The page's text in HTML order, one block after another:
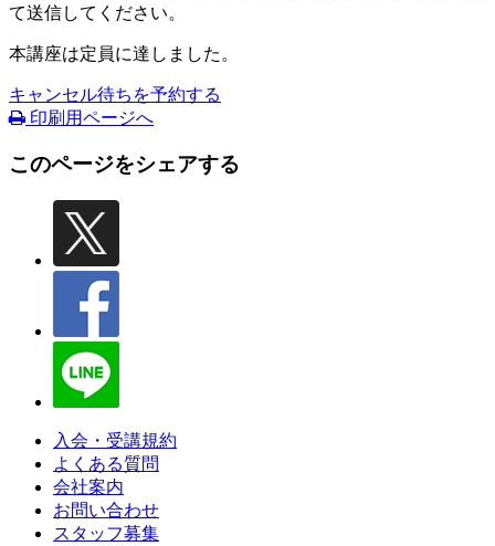
て送信してください。
本講座は定員に達しました。
キャンセル待ちを予約する
印刷用ページへ
このページをシェアする
入会・受講規約
よくある質問
会社案内
お問い合わせ
スタッフ募集